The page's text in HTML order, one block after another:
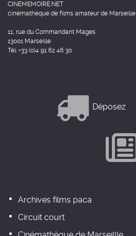
CINEMEMOIRE.NET
cinémathèque de films amateur de Marseille
11, rue du Commandant Mages
13001 Marseille
Tél: +33 (0)4 91 62 46 30
Déposez
Archives films paca
Circuit court